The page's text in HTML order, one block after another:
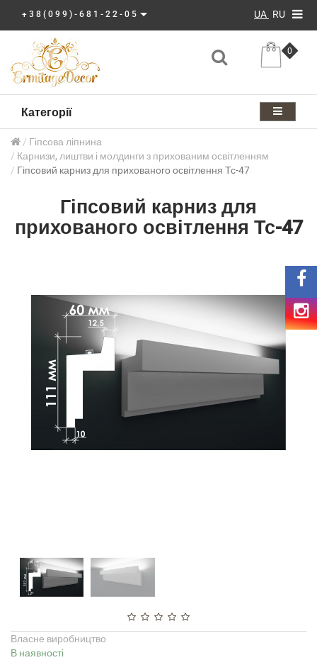
+38(099)-681-22-05 UA RU
0
Категорії
Гіпсова ліпнина
Карнизи, лиштви і молдинги з прихованим освітленням
Гіпсовий карниз для прихованого освітлення Тс-47
Гіпсовий карниз для
прихованого освітлення Тс-47
Власне виробництво
В наявності